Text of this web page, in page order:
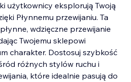
użytkownicy eksplorują Twoją
Płynnemu przewijaniu. Ta
wdzięczne przewijanie
Twojemu sklepowi
charakter. Dostosuj szybkość
różnych stylów ruchu i
które idealnie pasują do